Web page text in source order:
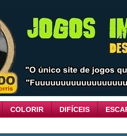
COLORIR DIFÍCEIS